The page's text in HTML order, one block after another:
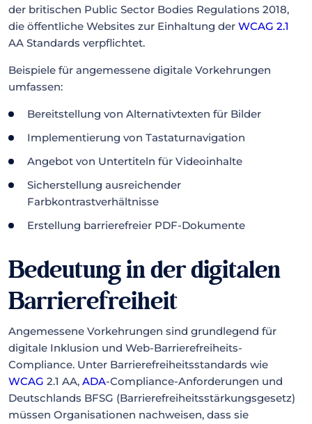
der britischen Public Sector Bodies Regulations 2018,
die öffentliche Websites zur Einhaltung der WCAG 2.1
AA Standards verpflichtet.
Beispiele für angemessene digitale Vorkehrungen
umfassen:
Bereitstellung von Alternativtexten für Bilder
Implementierung von Tastaturnavigation
Angebot von Untertiteln für Videoinhalte
Sicherstellung ausreichender
Farbkontrastverhältnisse
Erstellung barrierefreier PDF-Dokumente
Bedeutung in der digitalen
Barrierefreiheit
Angemessene Vorkehrungen sind grundlegend für
digitale Inklusion und Web-Barrierefreiheits-
Compliance. Unter Barrierefreiheitsstandards wie
WCAG 2.1 AA, ADA-Compliance-Anforderungen und
Deutschlands BFSG (Barrierefreiheitsstärkungsgesetz)
müssen Organisationen nachweisen, dass sie